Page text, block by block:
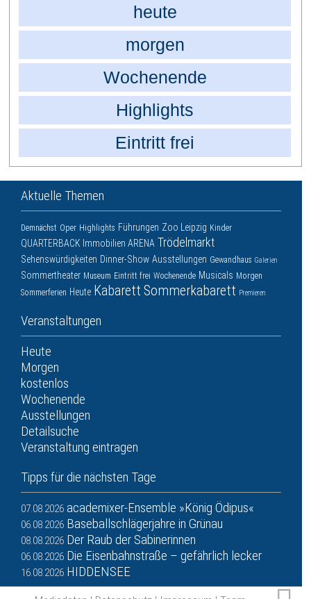
heute
morgen
Wochenende
Highlights
Eintritt frei
Aktuelle Themen
Demnächst Oper Highlights Führungen Zoo Leipzig Kinder
QUARTERBACK Immobilien ARENA Trödelmarkt
Sehenswürdigkeiten Dinner-Show Ausstellungen Gewandhaus Galerien
Sommertheater Museum Eintritt frei Wochenende Musicals Morgen
Sommerferien Heute Kabarett Sommerkabarett Premieren
Veranstaltungen
Heute
Morgen
kostenlos
Wochenende
Ausstellungen
Detailsuche
Veranstaltung eintragen
Tipps für die nächsten Tage
07.08.2026 academixer-Ensemble »König Ödipus«
06.08.2026 Baseballschlägerjahre in Grünau
08.08.2026 Der Raub der Sabinerinnen
06.08.2026 Die Eisenbahnstraße – gefährlich lecker
16.08.2026 HIDDENSEE